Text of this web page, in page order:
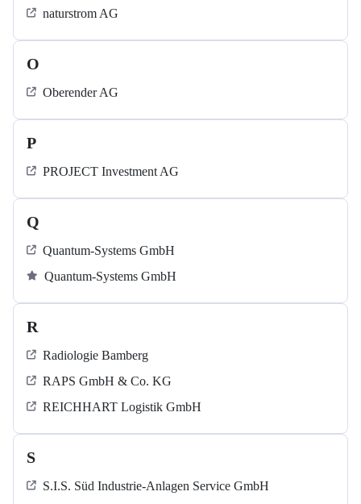
naturstrom AG
O
Oberender AG
P
PROJECT Investment AG
Q
Quantum-Systems GmbH
Quantum-Systems GmbH
R
Radiologie Bamberg
RAPS GmbH & Co. KG
REICHHART Logistik GmbH
S
S.I.S. Süd Industrie-Anlagen Service GmbH